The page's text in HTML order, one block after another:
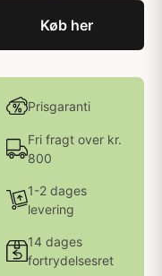
Køb her
Prisgaranti
Fri fragt over kr.
800
1-2 dages
levering
14 dages
fortrydelsesret